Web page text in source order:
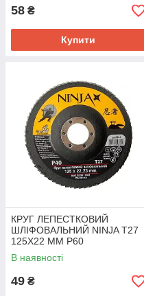
58 ₴
Купити
КРУГ ЛЕПЕСТКОВИЙ
ШЛІФОВАЛЬНИЙ NINJA Т27
125Х22 ММ Р60
В наявності
49 ₴